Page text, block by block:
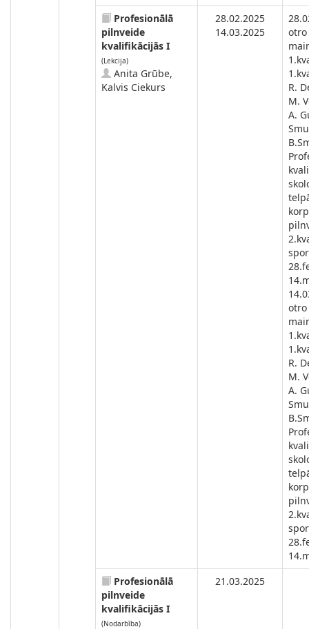
Profesionālā
pilnveide
kvalifikācijās I
(Lekcija)
Anita Grūbe,
Kalvis Ciekurs
28.02.2025
14.03.2025
R.
M.
A.
R.
M.
A.
Profesionālā
pilnveide
kvalifikācijās I
(Nodarbība)
21.03.2025